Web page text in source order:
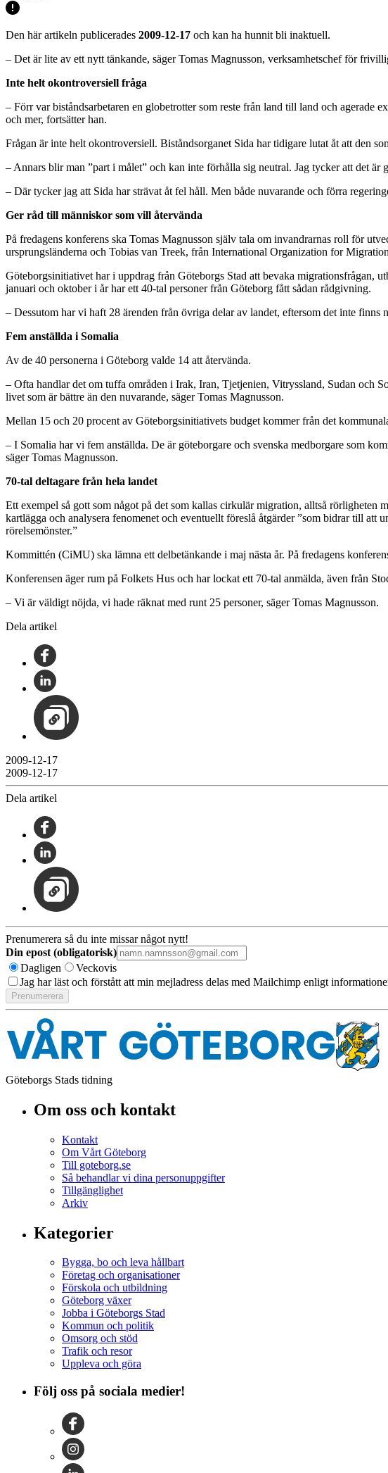
Den här artikeln publicerades 2009-12-17 och kan ha hunnit bli inaktuell.
– Det är lite av ett nytt tänkande, säger Tomas Magnusson, verksamhetschef för
Inte helt okontroversiell fråga
– Förr var biståndsarbetaren en globetrotter som reste från land till land och agerade
och mer, fortsätter han.
Frågan är inte helt okontroversiell. Biståndsorganet Sida har tidigare lutat åt att den
– Annars blir man ”part i målet” och kan inte förhålla sig neutral. Jag tycker att det
– Där tycker jag att Sida har strävat åt fel håll. Men både nuvarande och förra
Ger råd till människor som vill återvända
På fredagens konferens ska Tomas Magnusson själv tala om invandrarnas roll för
ursprungsländerna och Tobias van Treek, från International Organization for
Göteborgsinitiativet har i uppdrag från Göteborgs Stad att bevaka migrationsfrågan,
januari och oktober i år har ett 40-tal personer från Göteborg fått sådan rådgivning.
– Dessutom har vi haft 28 ärenden från övriga delar av landet, eftersom det inte finns
Fem anställda i Somalia
Av de 40 personerna i Göteborg valde 14 att återvända.
– Ofta handlar det om tuffa områden i Irak, Iran, Tjetjenien, Vitryssland, Sudan och
livet som är bättre än den nuvarande, säger Tomas Magnusson.
Mellan 15 och 20 procent av Göteborgsinitiativets budget kommer från det
– I Somalia har vi fem anställda. De är göteborgare och svenska medborgare som
säger Tomas Magnusson.
70-tal deltagare från hela landet
Ett exempel så gott som något på det som kallas cirkulär migration, alltså rörligheten
kartlägga och analysera fenomenet och eventuellt föreslå åtgärder ”som bidrar till
rörelsemönster.”
Kommittén (CiMU) ska lämna ett delbetänkande i maj nästa år. På fredagens
Konferensen äger rum på Folkets Hus och har lockat ett 70-tal anmälda, även från
– Vi är väldigt nöjda, vi hade räknat med runt 25 personer, säger Tomas Magnusson.
Dela artikel
2009-12-17
2009-12-17
Dela artikel
Prenumerera så du inte missar något nytt!
Din epost (obligatorisk)
Dagligen
Veckovis
Jag har läst och förstått att min mejladress delas med Mailchimp enligt
Göteborgs Stads tidning
Om oss och kontakt
Kontakt
Om Vårt Göteborg
Till goteborg.se
Så behandlar vi dina personuppgifter
Tillgänglighet
Arkiv
Kategorier
Bygga, bo och leva hållbart
Företag och organisationer
Förskola och utbildning
Göteborg växer
Jobba i Göteborgs Stad
Kommun och politik
Omsorg och stöd
Trafik och resor
Uppleva och göra
Följ oss på sociala medier!